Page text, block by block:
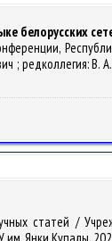
белорусских
; редколлегия: В.
статей /